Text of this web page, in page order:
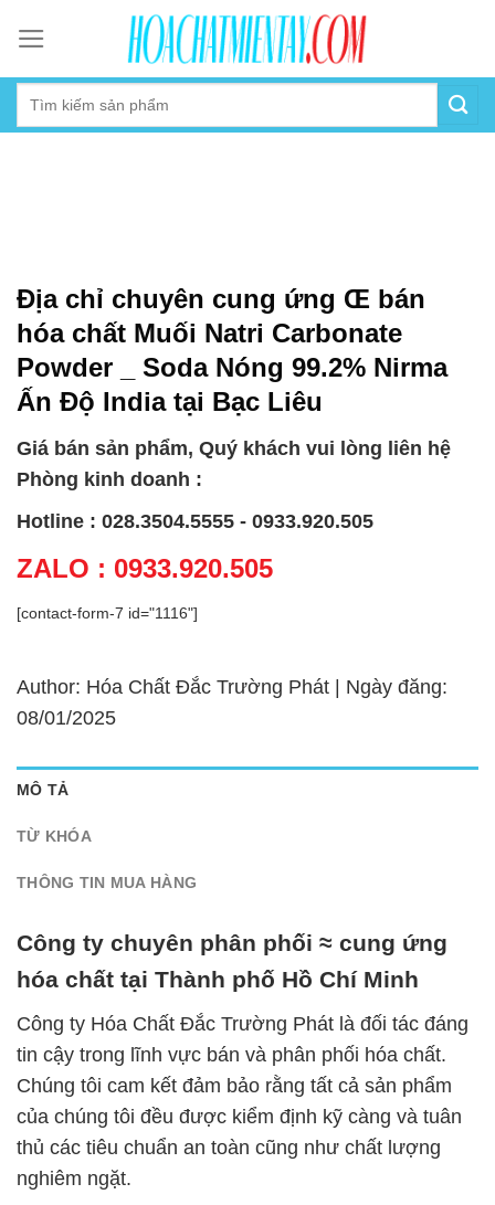
content
Địa chỉ chuyên cung ứng Œ bán
hóa chất Muối Natri Carbonate
Powder _ Soda Nóng 99.2% Nirma
Ấn Độ India tại Bạc Liêu
Giá bán sản phẩm, Quý khách vui lòng liên hệ
Phòng kinh doanh :
Hotline : 028.3504.5555 - 0933.920.505
ZALO : 0933.920.505
[contact-form-7 id="1116"]
Author: Hóa Chất Đắc Trường Phát | Ngày đăng:
08/01/2025
MÔ TẢ
TỪ KHÓA
THÔNG TIN MUA HÀNG
Công ty chuyên phân phối ≈ cung ứng
hóa chất tại Thành phố Hồ Chí Minh
Công ty Hóa Chất Đắc Trường Phát là đối tác đáng
tin cậy trong lĩnh vực bán và phân phối hóa chất.
Chúng tôi cam kết đảm bảo rằng tất cả sản phẩm
của chúng tôi đều được kiểm định kỹ càng và tuân
thủ các tiêu chuẩn an toàn cũng như chất lượng
nghiêm ngặt.